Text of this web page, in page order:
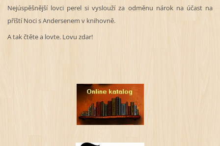
Nejúspěšnější lovci perel si vyslouží za odměnu nárok na účast na
příští Noci s Andersenem v knihovně.
A tak čtěte a lovte. Lovu zdar!